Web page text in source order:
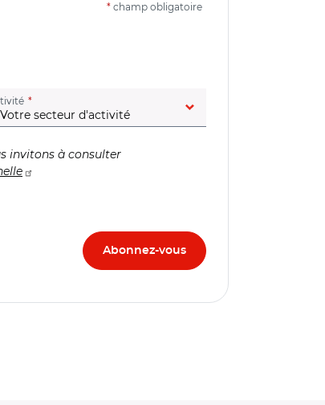
* champ obligatoire
(champ obligatoire)
invitons à consulter